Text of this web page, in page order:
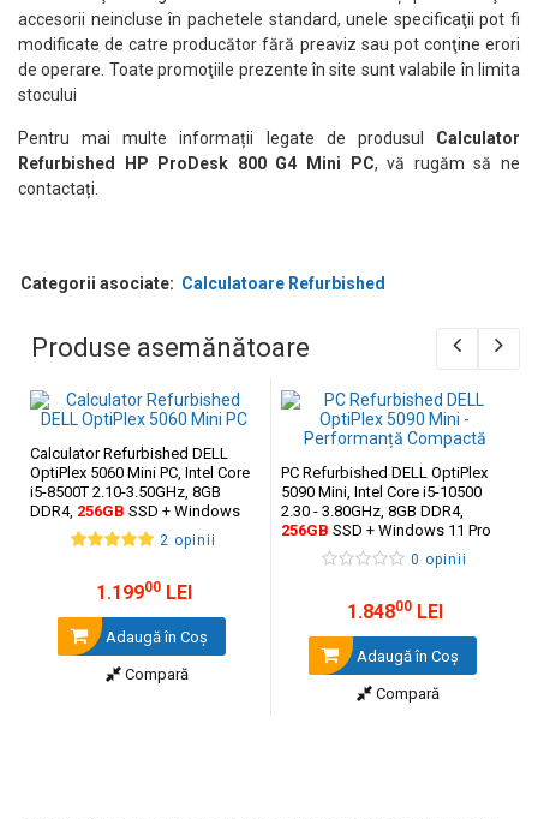
accesorii neincluse în pachetele standard, unele specificaţii pot fi
modificate de catre producător fără preaviz sau pot conţine erori
de operare. Toate promoţiile prezente în site sunt valabile în limita
stocului
Pentru mai multe informații legate de produsul Calculator
Refurbished HP ProDesk 800 G4 Mini PC, vă rugăm să ne
contactați.
Categorii asociate: Calculatoare Refurbished
Produse asemănătoare
Calculator Refurbished DELL
OptiPlex 5060 Mini PC, Intel Core
i5-8500T 2.10-3.50GHz, 8GB
DDR4, 256GB SSD + Windows
2 opinii
1.19900LEI
Adaugă în Coş
Compară
PC Refurbished DELL OptiPlex
5090 Mini, Intel Core i5-10500
2.30 - 3.80GHz, 8GB DDR4,
256GB SSD + Windows 11 Pro
0 opinii
1.84800LEI
Adaugă în Coş
Compară